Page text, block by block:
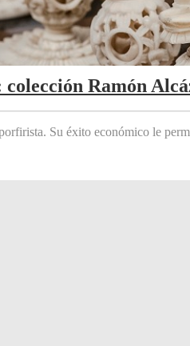
Ramón
Su éxito económico le